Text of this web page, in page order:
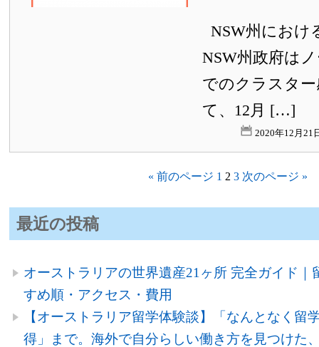
NSW州におけ
NSW州政府は
でのクラスタ
て、12月 […]
2020年12月21
« 前のページ 1 2 3 次のページ »
最近の投稿
オーストラリアの世界遺産21ヶ所 完全ガイド｜
すめ順・アクセス・費用
【オーストラリア留学体験談】「なんとなく留
得」まで。海外で自分らしい働き方を見つけた